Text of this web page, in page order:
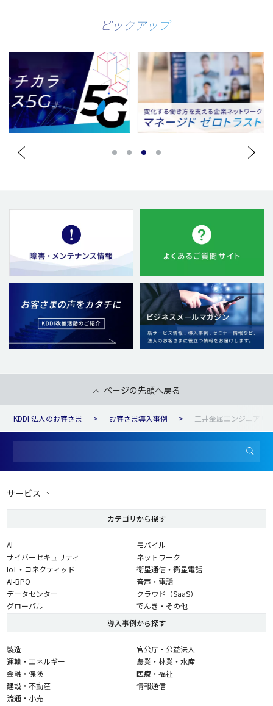
ピックアップ
ページの先頭へ戻る
KDDI 法人のお客さま お客さま導入事例 三井金属エンジニアリ
サービス
カテゴリから探す
AI
サイバーセキュリティ
IoT・コネクティッド
AI-BPO
データセンター
グローバル
モバイル
ネットワーク
衛星通信・衛星電話
音声・電話
クラウド（SaaS）
でんき・その他
導入事例から探す
製造
運輸・エネルギー
金融・保険
建設・不動産
流通・小売
官公庁・公益法人
農業・林業・水産
医療・福祉
情報通信